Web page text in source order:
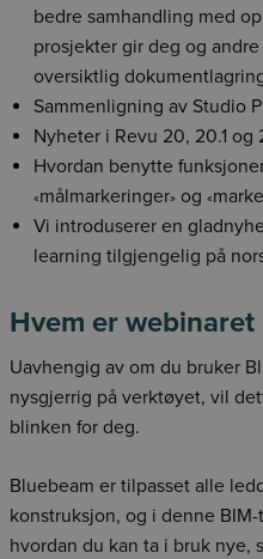
bedre samhandling med
prosjekter gir deg og
oversiktlig
Sammenligning av Studio
Nyheter i Revu 20, 20.1 og
Hvordan benytte
«målmarkeringer» og «
Vi introduserer en
learning tilgjengelig på
Hvem er
Uavhengig av om du bruker
nysgjerrig på verktøyet, vil
blinken for deg.
Bluebeam er tilpasset alle
konstruksjon, og i denne
hvordan du kan ta i bruk nye,